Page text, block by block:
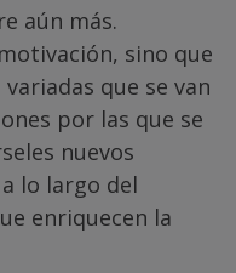
aún más.
sino que
que se van
por las que se
nuevos
lo largo del
enriquecen la